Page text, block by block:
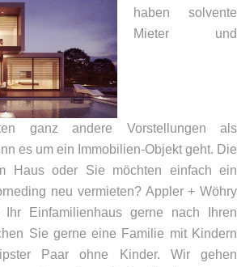
haben solvente
Mieter und
ganz andere Vorstellungen als
es um ein Immobilien-Objekt geht. Die
Haus oder Sie möchten einfach ein
neu vermieten? Appler + Wöhry
Ihr Einfamilienhaus gerne nach Ihren
Sie gerne eine Familie mit Kindern
Paar ohne Kinder. Wir gehen